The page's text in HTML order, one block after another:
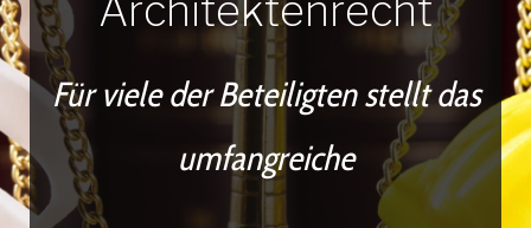
-
u
n
d
Architektenrecht
Für viele der Beteiligten stellt das
umfangreiche